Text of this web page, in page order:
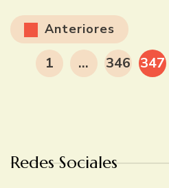
Paginación
de
entradas
Anteriores
PÁGINA
1 … PÁGINA
346 347
Redes Sociales